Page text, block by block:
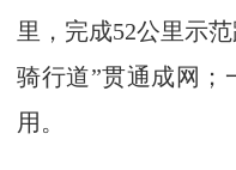
里，完成52公里示
骑行道”贯通成网；
用。